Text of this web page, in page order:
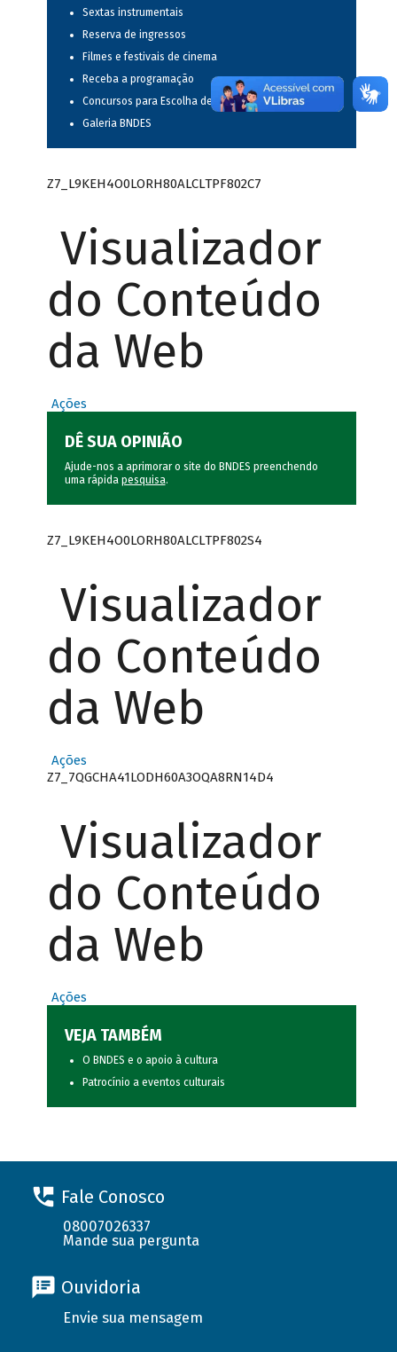
Sextas instrumentais
Reserva de ingressos
Filmes e festivais de cinema
Receba a programação
Concursos para Escolha de Espetáculos Musicais
Galeria BNDES
Z7_L9KEH4O0LORH80ALCLTPF802C7
Visualizador
do Conteúdo
da Web
Ações
DÊ SUA OPINIÃO
Ajude-nos a aprimorar o site do BNDES preenchendo
uma rápida pesquisa.
Z7_L9KEH4O0LORH80ALCLTPF802S4
Visualizador
do Conteúdo
da Web
Ações
Z7_7QGCHA41LODH60A3OQA8RN14D4
Visualizador
do Conteúdo
da Web
Ações
VEJA TAMBÉM
O BNDES e o apoio à cultura
Patrocínio a eventos culturais
Fale Conosco
08007026337
Mande sua pergunta
Ouvidoria
Envie sua mensagem